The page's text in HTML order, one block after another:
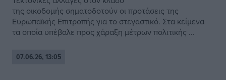
της οικοδομής σηματοδοτούν οι προτάσεις της
Ευρωπαϊκής Επιτροπής για το στεγαστικό. Στα κείμενα
τα οποία υπέβαλε προς χάραξη μέτρων πολιτικής ...
07.06.26, 13:05